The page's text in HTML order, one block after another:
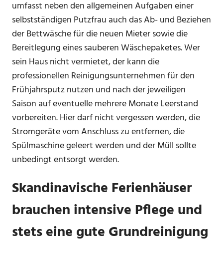
umfasst neben den allgemeinen Aufgaben einer
selbstständigen Putzfrau auch das Ab- und Beziehen
der Bettwäsche für die neuen Mieter sowie die
Bereitlegung eines sauberen Wäschepaketes. Wer
sein Haus nicht vermietet, der kann die
professionellen Reinigungsunternehmen für den
Frühjahrsputz nutzen und nach der jeweiligen
Saison auf eventuelle mehrere Monate Leerstand
vorbereiten. Hier darf nicht vergessen werden, die
Stromgeräte vom Anschluss zu entfernen, die
Spülmaschine geleert werden und der Müll sollte
unbedingt entsorgt werden.
Skandinavische Ferienhäuser
brauchen intensive Pflege und
stets eine gute Grundreinigung